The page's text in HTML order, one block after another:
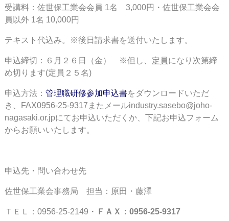
受講料：佐世保工業会会員 1名 3,000円・佐世保工業会会
員以外 1名 10,000円
テキスト代込み。※後日請求書を送付いたします。
申込締切：６月２６日（金） ※但し、 定員になり次第締
め切ります(定員２５名)
申込方法： 管理職研修参加申込書をダウンロードいただ
き、FAX0956-25-9317またメールindustry.sasebo@joho-
nagasaki.or.jpにてお申込いただくか、下記お申込フォーム
からお願いいたします。
申込先・問い合わせ先
佐世保工業会事務局 担当：原田・藤澤
ＴＥＬ：0956-25-2149・ ＦＡＸ：0956-25-9317